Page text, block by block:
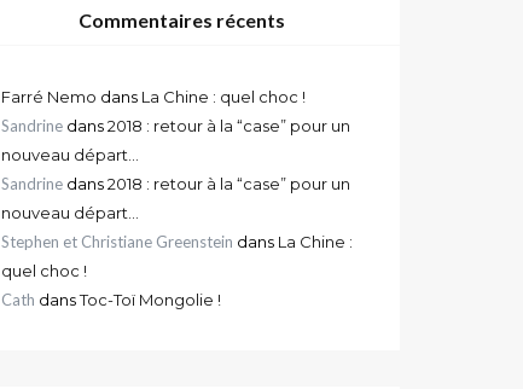
Commentaires récents
Farré Nemo dans La Chine : quel choc !
Sandrine dans2018 : retour à la “case” pour un
nouveau départ…
Sandrine dans2018 : retour à la “case” pour un
nouveau départ…
Stephen et Christiane Greenstein dans La Chine :
quel choc !
Cath dansToc-Toï Mongolie !